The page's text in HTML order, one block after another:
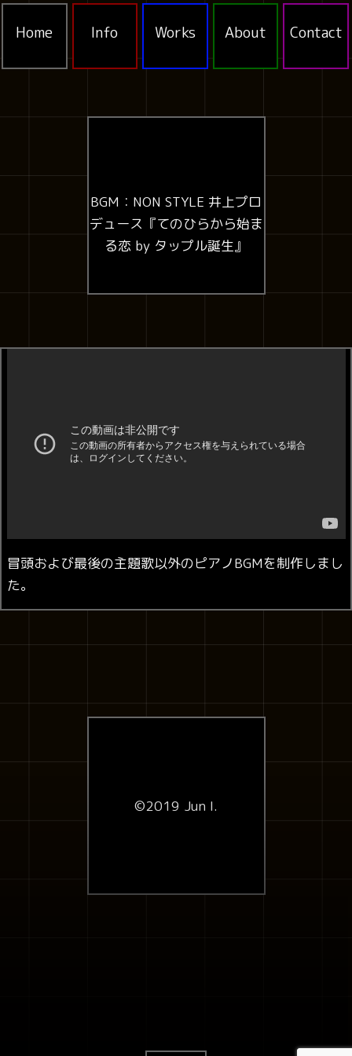
Home Info Works About Contact
BGM：NON STYLE 井上プロ
デュース『てのひらから始ま
る恋 by タップル誕生』
冒頭および最後の主題歌以外のピアノBGMを制作しまし
た。
©2019 Jun I.